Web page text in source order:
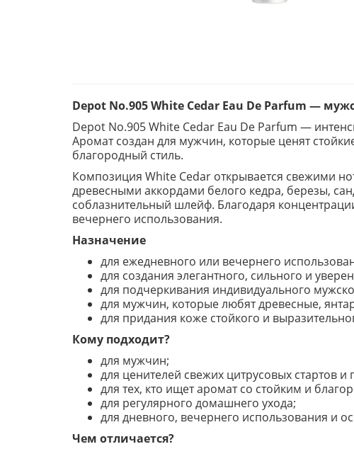
Depot No.905 White Cedar Eau De Parfum —
Depot No.905 White Cedar Eau De Parfum —
Аромат создан для мужчин, которые ценят
благородный стиль.
Композиция White Cedar открывается свежими
древесными аккордами белого кедра, березы,
соблазнительный шлейф. Благодаря
вечернего использования.
Назначение
для ежедневного или вечернего
для создания элегантного, сильного и
для подчеркивания индивидуального
для мужчин, которые любят древесные,
для придания коже стойкого и
Кому подходит?
для мужчин;
для ценителей свежих цитрусовых стартов и
для тех, кто ищет аромат со стойким и
для регулярного домашнего ухода;
для дневного, вечернего использования и
Чем отличается?